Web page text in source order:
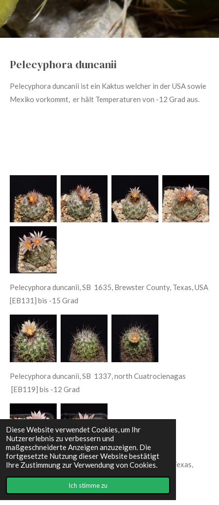
Diese Website verwendet Cookies, um Ihr
Nutzererlebnis zu verbessern und
maßgeschneiderte Anzeigen anzuzeigen. Die
fortgesetzte Nutzung dieser Website bestätigt
Ihre Zustimmung zur Verwendung von Cookies.
Ich stimme zu
Pelecyphora duncanii
Pelecyphora duncanii ist ein Kaktus welcher in der USA sowie
Mexiko vorkommt, er hält Temperaturen von -12 Grad aus.
Pelecyphora duncanii, SB 1635, Brewster County, Texas, USA
[EB131] bis -15 Grad
Pelecyphora duncanii, SB 1337, north Cuatrocienagas
[EB119] bis -12 Grad
Pelecyphora duncanii, SB 1635, Brewster County, Texas,
USA [PP154] bis -15 Grad